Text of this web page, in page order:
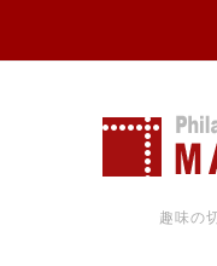
趣味の